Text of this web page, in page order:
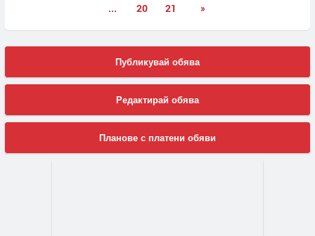
... 20 21 »
Публикувай обява
Редактирай обява
Планове с платени обяви